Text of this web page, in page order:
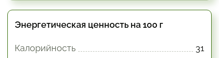
Энергетическая ценность на 100 г
Калорийность
31